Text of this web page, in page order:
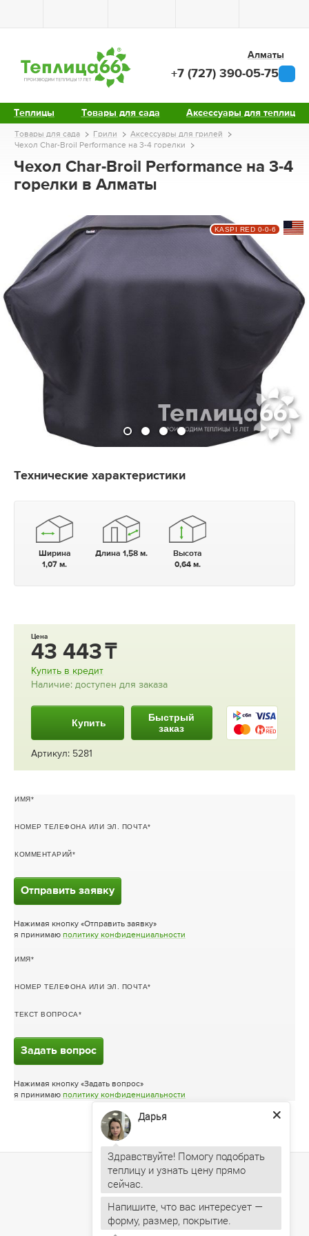
Теплицы Товары для сада Аксессуары для теплиц
Алматы
+7 (727) 390-05-75
Товары для сада Грили
Аксессуары для грилей
Чехол Char-Broil Performance на 3-4 горелки
Чехол Char-Broil Performance на 3-4
горелки в Алматы
KASPI RED 0-0-6
Технические характеристики
Ширина
1,07 м.
Длина 1,58 м.
Высота
0,64 м.
Цена
43 443
Купить в кредит
Наличие: доступен для заказа
Купить
Быстрый
заказ
Артикул: 5281
ИМЯ
НОМЕР ТЕЛЕФОНА ИЛИ ЭЛ. ПОЧТА
КОММЕНТАРИЙ
Отправить заявку
Нажимая кнопку «Отправить заявку»
я принимаю политику конфиденциальности
ИМЯ
НОМЕР ТЕЛЕФОНА ИЛИ ЭЛ. ПОЧТА
ТЕКСТ ВОПРОСА
Задать вопрос
Нажимая кнопку «Задать вопрос»
я принимаю политику конфиденциальности
Дарья
Здравствуйте! Помогу подобрать
теплицу и узнать цену прямо
Напишите, что вас интересует —
форму, размер, покрытие.